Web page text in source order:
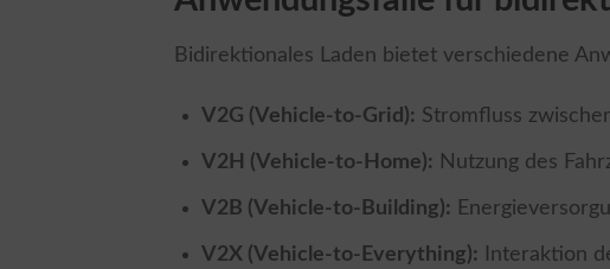
Bidirektionales Laden bietet verschiedene
V2G (Vehicle-to-Grid): Stromfluss
V2H (Vehicle-to-Home): Nutzung des
V2B (Vehicle-to-Building):
V2X (Vehicle-to-Everything): Interaktion